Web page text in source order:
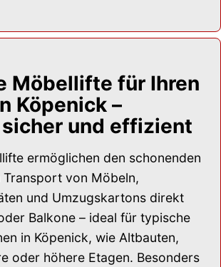
Möbellifte für Ihren
Köpenick –
und effizient
ermöglichen den schonenden
Transport von Möbeln,
und Umzugskartons direkt
Balkone – ideal für typische
in Köpenick, wie Altbauten,
oder höhere Etagen. Besonders